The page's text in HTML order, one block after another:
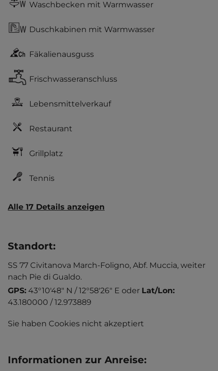
Waschbecken mit Warmwasser
Duschkabinen mit Warmwasser
Fäkalienausguss
Frischwasseranschluss
Lebensmittelverkauf
Restaurant
Grillplatz
Tennis
Alle 17 Details anzeigen
Standort:
SS 77 Civitanova March-Foligno, Abf. Muccia, weiter
nach Pie di Gualdo.
GPS: 43°10'48" N / 12°58'26" E oder Lat/Lon:
43.180000 / 12.973889
Sie haben Cookies nicht akzeptiert
Informationen zur Anreise: